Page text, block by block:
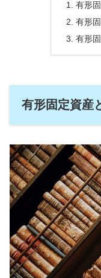
有形
有形
有形
有形固定資産